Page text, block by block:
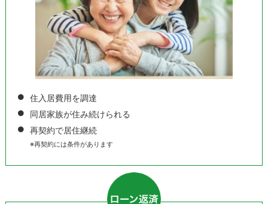
住入居費用を調達
同居家族が住み続けられる
再契約で居住継続
※再契約には条件があります